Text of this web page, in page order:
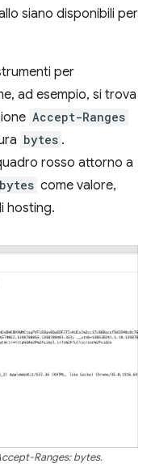
siano disponibili per
per
ad esempio, si trova
Accept-Ranges
bytes .
rosso attorno a
bytes come valore,
hosting.
Ranges: bytes.